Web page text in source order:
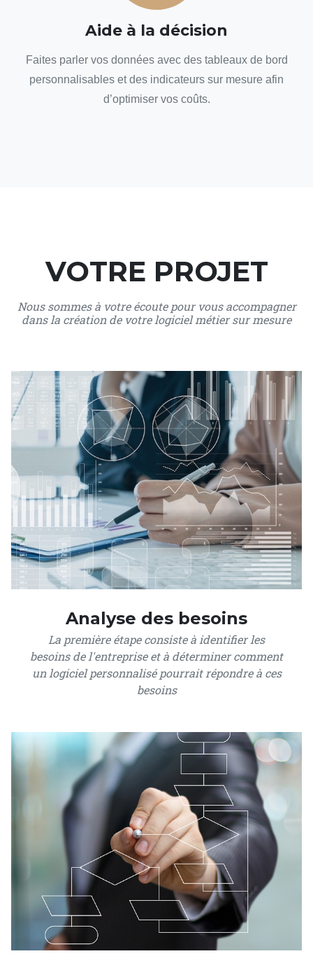
Aide à la décision
Faites parler vos données avec des tableaux de bord
personnalisables et des indicateurs sur mesure afin
d’optimiser vos coûts.
VOTRE PROJET
Nous sommes à votre écoute pour vous accompagner
dans la création de votre logiciel métier sur mesure
Analyse des besoins
La première étape consiste à identifier les
besoins de l'entreprise et à déterminer comment
un logiciel personnalisé pourrait répondre à ces
besoins